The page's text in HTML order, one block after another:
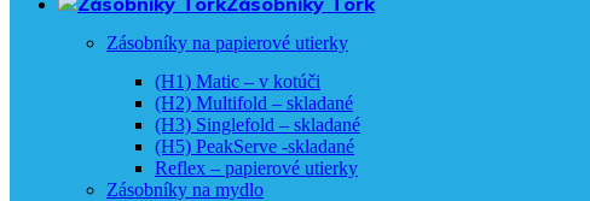
Zásobníky na papierové utierky
(H1) Matic – v kotúči
(H2) Multifold – skladané
(H3) Singlefold – skladané
(H5) PeakServe -skladané
Reflex – papierové utierky
Zásobníky na mydlo